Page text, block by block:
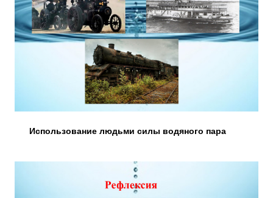
Использование людьми силы водяного пара